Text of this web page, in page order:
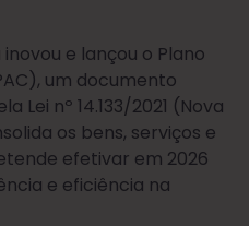
e lançou o Plano
um documento
Lei nº 14.133/2021 (Nova
os bens, serviços e
efetivar em 2026
e eficiência na